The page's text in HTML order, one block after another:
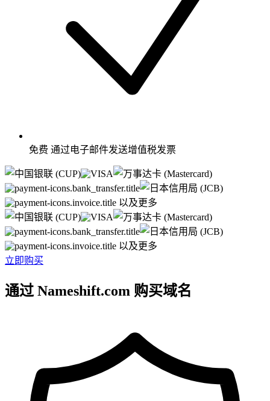
免费 通过电子邮件发送增值税发票
以及更多
以及更多
立即购买
通过 Nameshift.com 购买域名